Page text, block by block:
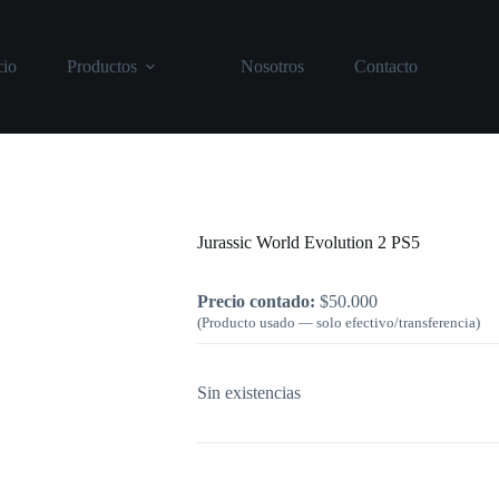
Productos Nosotros Contacto
Jurassic World Evolution 2 PS5
Precio contado: $50.000
(Producto usado — solo efectivo/transferencia)
Sin existencias